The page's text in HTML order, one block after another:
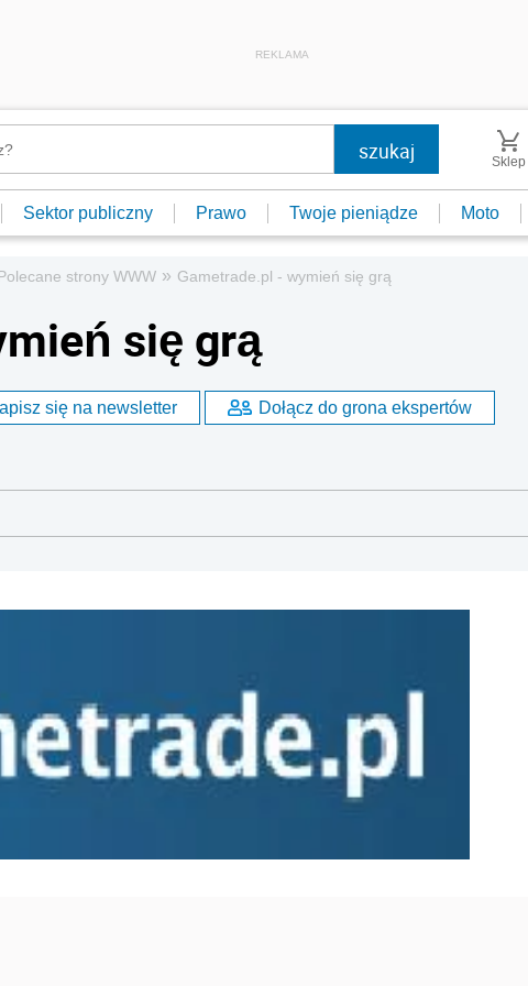
REKLAMA
Sklep
Sektor publiczny Prawo Twoje pieniądze Moto
strony WWW » Gametrade.pl - wymień się grą
się grą
się na newsletter Dołącz do grona ekspertów